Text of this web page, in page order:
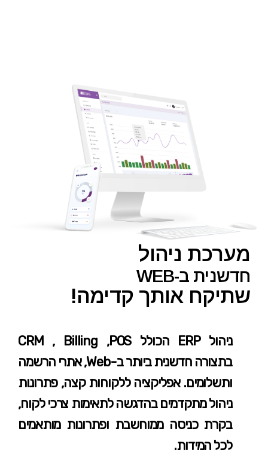
מערכת ניהול
חדשנית ב-WEB
שתיקח אותך קדימה!
ניהול ERP הכולל CRM , Billing ,POS
בתצורה חדשנית ביותר ב-Web, אתרי הרשמה
ותשלומים. אפליקציה ללקוחות קצה, פתרונות
ניהול מתקדמים בהדגשה לתאימות צרכי לקוח,
בקרת כניסה ממוחשבת ופתרונות מותאמים
לכל המידות.